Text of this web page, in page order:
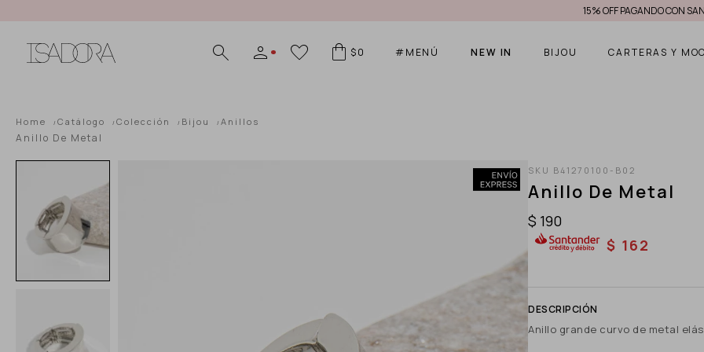
15% OFF PAGANDO CON
#MENÚ NEW IN BIJOU CARTERAS Y
$0
Home Catálogo Colección Bijou Anillos
Anillo De Metal
B41270100-B02
Anillo De Metal
$ 190
$ 162
Anillo grande curvo de metal